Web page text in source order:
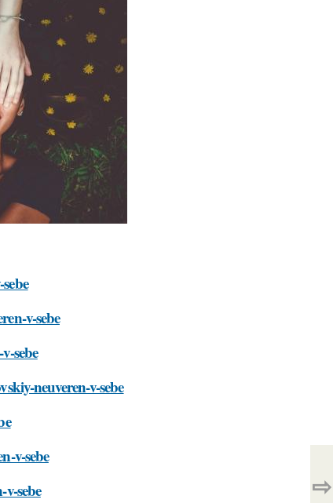
v-sebe
sebe
neuveren-v-sebe
v-sebe
sebe
⇨